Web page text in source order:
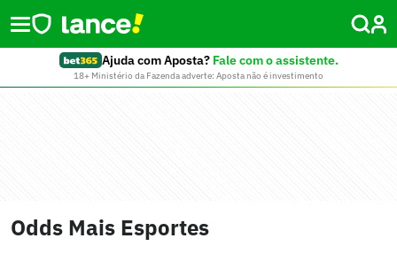
Ajuda com Aposta? Fale com o assistente.
18+ Ministério da Fazenda adverte: Aposta não é investimento
Odds Mais Esportes